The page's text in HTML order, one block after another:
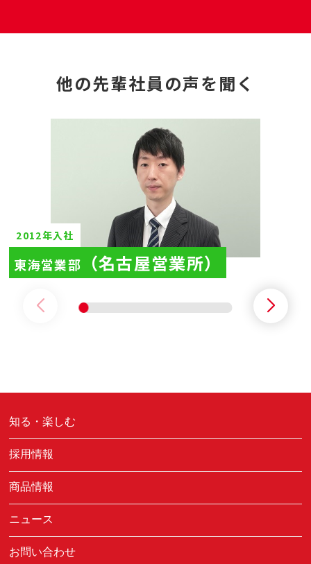
他の先輩社員の声を聞く
2012年入社
東海営業部 （名古屋営業所）
知る・楽しむ
採用情報
商品情報
ニュース
お問い合わせ